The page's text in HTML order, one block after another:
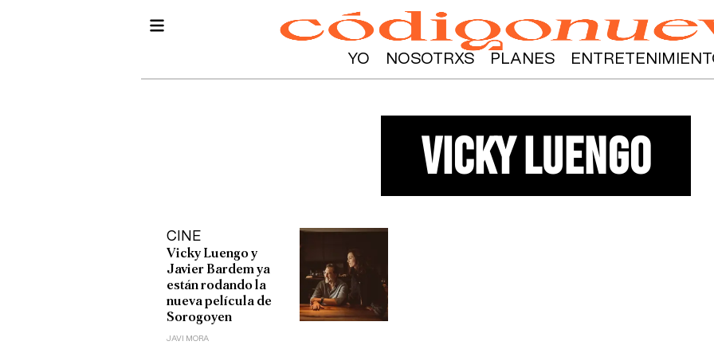
YO NOSOTRXS PLANES
vicky luengo
CINE
Vicky Luengo y
Javier Bardem ya
están rodando la
nueva película de
Sorogoyen
JAVI MORA